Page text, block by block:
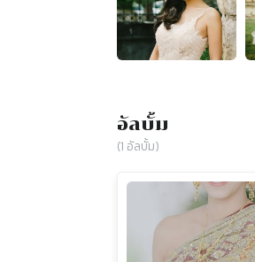
อัลบั้ม
(1 อัลบั้ม)